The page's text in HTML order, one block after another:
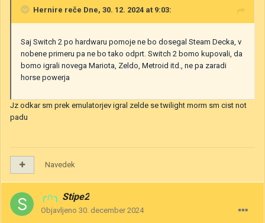
Hernire reče Dne, 30. 12. 2024 at 9:03:
Saj Switch 2 po hardwaru pomoje ne bo dosegal Steam Decka, v
nobene primeru pa ne bo tako odprt. Switch 2 bomo kupovali, da
bomo igrali novega Mariota, Zeldo, Metroid itd., ne pa zaradi
horse powerja
Jz odkar sm prek emulatorjev igral zelde se twilight morm sm cist not
padu
Navedek
╭∩╮ Stipe2
Objavljeno 30. december 2024